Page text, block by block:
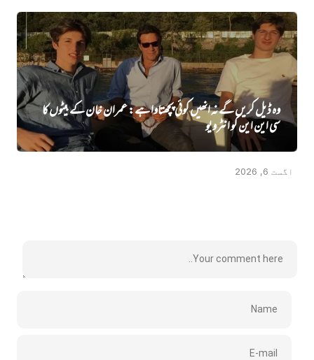
وہ ڈیل کریں گے نہ انھیں کوئی پچھتاوا ہے: عمران خان کے بیٹوں کا
سی این این کو انٹرویو
اگست 6, 2026